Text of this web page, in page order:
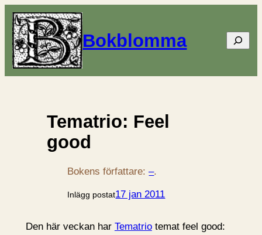
Bokblomma Sök
Tematrio: Feel
good
Bokens författare:–.
Inlägg postat17 jan 2011
Den här veckan har Tematriotemat feel good: